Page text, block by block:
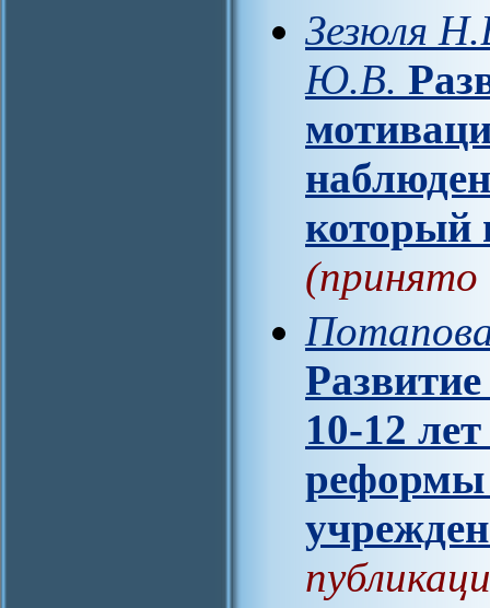
Зезюля
Ю.В.
который
(принято
10-12
реформы